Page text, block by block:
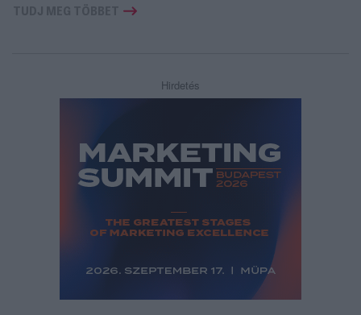
Hirdetés